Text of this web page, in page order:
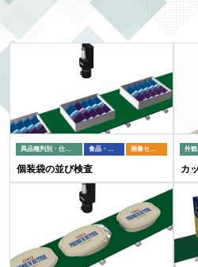
異品種判別・仕分け 食品・包装 画像センサ
個装袋の並び検査
外
カ